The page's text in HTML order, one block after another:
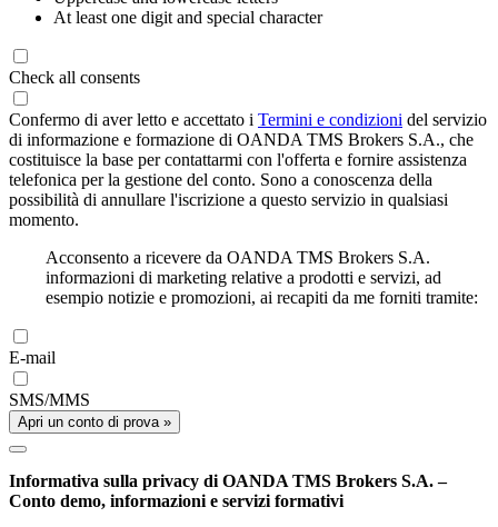
At least one digit and special character
Check all consents
Confermo di aver letto e accettato i Termini e condizioni del servizio
di informazione e formazione di OANDA TMS Brokers S.A., che
costituisce la base per contattarmi con l'offerta e fornire assistenza
telefonica per la gestione del conto. Sono a conoscenza della
possibilità di annullare l'iscrizione a questo servizio in qualsiasi
momento.
Acconsento a ricevere da OANDA TMS Brokers S.A.
informazioni di marketing relative a prodotti e servizi, ad
esempio notizie e promozioni, ai recapiti da me forniti tramite:
E-mail
SMS/MMS
Apri un conto di prova »
Informativa sulla privacy di OANDA TMS Brokers S.A. –
Conto demo, informazioni e servizi formativi